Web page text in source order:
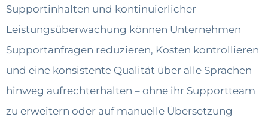
Supportinhalten und kontinuierlicher
Leistungsüberwachung können Unternehmen
Supportanfragen reduzieren, Kosten kontrollieren
und eine konsistente Qualität über alle Sprachen
hinweg aufrechterhalten – ohne ihr Supportteam
zu erweitern oder auf manuelle Übersetzung